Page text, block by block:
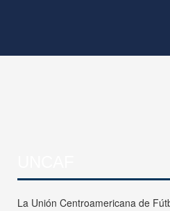
La Unión Centroamericana de